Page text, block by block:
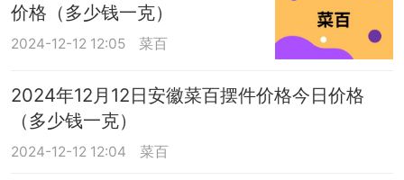
价格（多少钱一克）
2024-12-12 12:05 菜百
2024年12月12日安徽菜百摆件价格今日价格
（多少钱一克）
2024-12-12 12:04 菜百